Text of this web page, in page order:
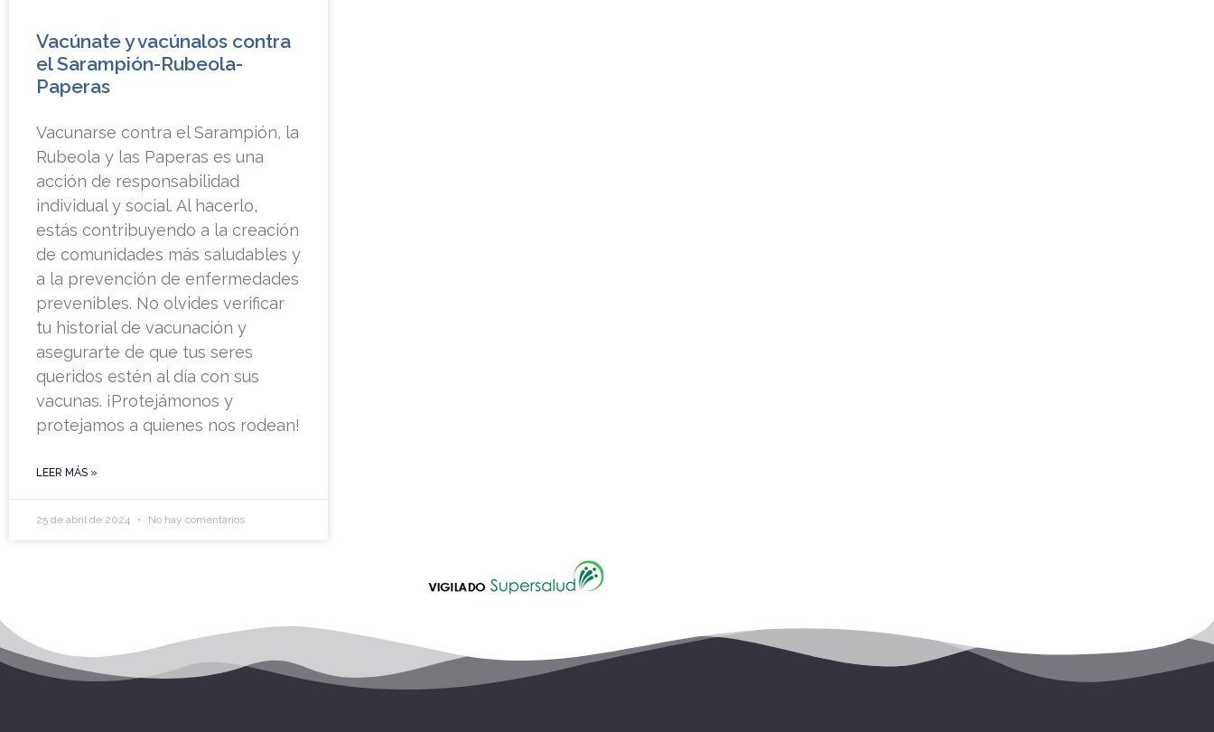
Vacúnate y vacúnalos contra
el Sarampión-Rubeola-
Paperas
Vacunarse contra el Sarampión, la
Rubeola y las Paperas es una
acción de responsabilidad
individual y social. Al hacerlo,
estás contribuyendo a la creación
de comunidades más saludables y
a la prevención de enfermedades
prevenibles. No olvides verificar
tu historial de vacunación y
asegurarte de que tus seres
queridos estén al día con sus
vacunas. ¡Protejámonos y
protejamos a quienes nos rodean!
LEER MÁS »
25 de abril de 2024 No hay comentarios